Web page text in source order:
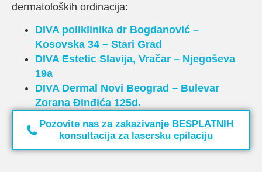
dermatoloških ordinacija:
DIVA poliklinika dr Bogdanović –
Kosovska 34 – Stari Grad
DIVA Estetic Slavija, Vračar – Njegoševa
19a
DIVA Dermal Novi Beograd – Bulevar
Zorana Đinđića 125d.
Pozovite nas za zakazivanje BESPLATNIH
konsultacija za lasersku epilaciju